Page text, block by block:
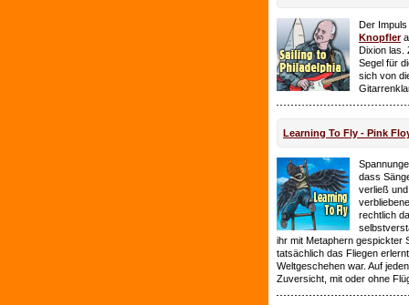
Der
Knopfler
Dixion las.
Segel für
sich von
Learning To Fly - Pink
dass
verließ
rechtlich
ihr mit Metaphern gespickter
tatsächlich das Fliegen
Weltgeschehen war. Auf
Zuversicht, mit oder ohne